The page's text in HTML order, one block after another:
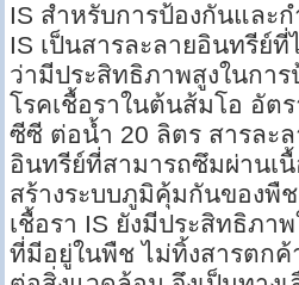
IS สำหรับการป้องกันและก
IS เป็นสารละลายอินทรีย์
ว่ามีประสิทธิภาพสูงในกา
โรคเชื้อราในต้นส้มโอ อัต
ซีซี ต่อน้ำ 20 ลิตร สารละ
อินทรีย์ที่สามารถซึมผ่านเนื้
สร้างระบบภูมิคุ้มกันของพื
เชื้อรา IS ยังมีประสิทธิภา
ที่มีอยู่ในพืช ไม่ทิ้งสารตกค้